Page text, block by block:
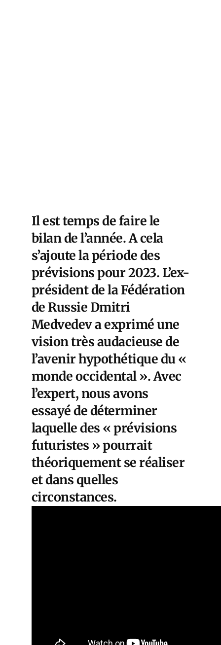
Il est temps de faire le
bilan de l’année. A cela
s’ajoute la période des
prévisions pour 2023. L’ex-
président de la Fédération
de Russie Dmitri
Medvedev a exprimé une
vision très audacieuse de
l’avenir hypothétique du «
monde occidental ». Avec
l’expert, nous avons
essayé de déterminer
laquelle des « prévisions
futuristes » pourrait
théoriquement se réaliser
et dans quelles
circonstances.